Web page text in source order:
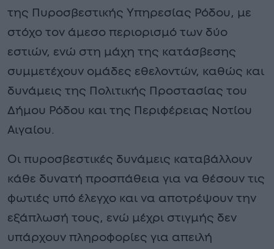
της Πυροσβεστικής Υπηρεσίας Ρόδου, με
στόχο τον άμεσο περιορισμό των δύο
εστιών, ενώ στη μάχη της κατάσβεσης
συμμετέχουν ομάδες εθελοντών, καθώς και
δυνάμεις της Πολιτικής Προστασίας του
Δήμου Ρόδου και της Περιφέρειας Νοτίου
Αιγαίου.
Οι πυροσβεστικές δυνάμεις καταβάλλουν
κάθε δυνατή προσπάθεια για να θέσουν τις
φωτιές υπό έλεγχο και να αποτρέψουν την
εξάπλωσή τους, ενώ μέχρι στιγμής δεν
υπάρχουν πληροφορίες για απειλή